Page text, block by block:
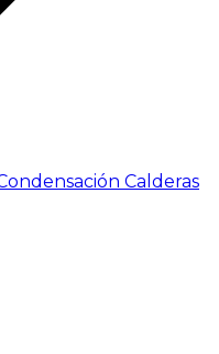
Calderas